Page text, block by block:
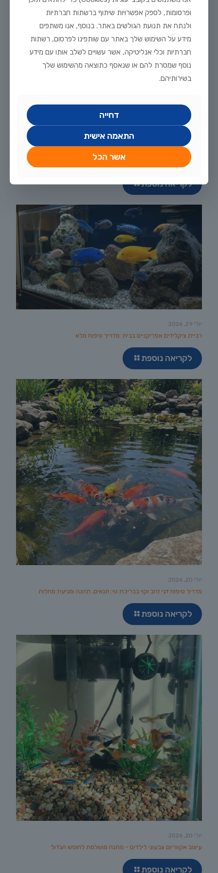
לקריאה נוספת
יולי 29, 2026
רביית ציקלידים אפריקניים בבית: מדריך טיפוח מלא
לקריאה נוספת
יולי 20, 2026
מדריך טיפוח דגי זהב וקוי בבריכת נוי: תנאים, תזונה ומניעת מחלות
לקריאה נוספת
יולי 20, 2026
עיצוב אקווריום צבעוני לילדים – מתנה מושלמת לחופש הגדול
לקריאה נוספת
ופרסומות, לספק אפשרויות שיתוף ברשתות חברתיות
ולנתח את תנועת הגולשים באתר. בנוסף, אנו משתפים
מידע על השימוש שלך באתר עם שותפינו לפרסום, רשתות
חברתיות וכלי אנליטיקה, אשר עשויים לשלב אותו עם מידע
נוסף שמסרת להם או שנאסף כתוצאה מהשימוש שלך
בשירותיהם.
דחייה
התאמה אישית
אשר הכל